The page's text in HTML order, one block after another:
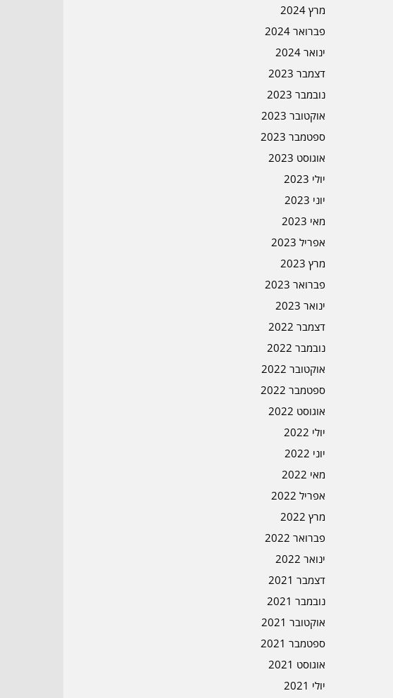
מרץ 2024
פברואר 2024
ינואר 2024
דצמבר 2023
נובמבר 2023
אוקטובר 2023
ספטמבר 2023
אוגוסט 2023
יולי 2023
יוני 2023
מאי 2023
אפריל 2023
מרץ 2023
פברואר 2023
ינואר 2023
דצמבר 2022
נובמבר 2022
אוקטובר 2022
ספטמבר 2022
אוגוסט 2022
יולי 2022
יוני 2022
מאי 2022
אפריל 2022
מרץ 2022
פברואר 2022
ינואר 2022
דצמבר 2021
נובמבר 2021
אוקטובר 2021
ספטמבר 2021
אוגוסט 2021
יולי 2021